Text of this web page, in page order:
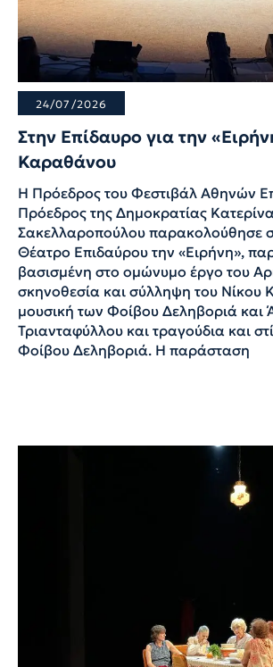
24/07/2026
Στην Επίδαυρο για την
Καραθάνου
Η Πρόεδρος του Φεστιβάλ Αθηνών
Πρόεδρος της Δημοκρατίας Κατερίνα
Σακελλαροπούλου παρακολούθησε
Θέατρο Επιδαύρου την «Ειρήνη»,
βασισμένη στο ομώνυμο έργο του
σκηνοθεσία και σύλληψη του Νίκου
μουσική των Φοίβου Δεληβοριά και
Τριανταφύλλου και τραγούδια και
Φοίβου Δεληβοριά. Η παράσταση